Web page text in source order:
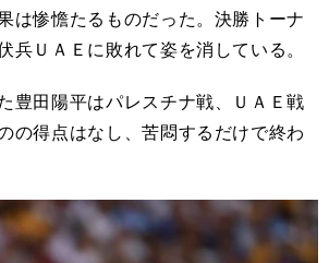
は惨憺たるものだった。決勝トーナ
兵ＵＡＥに敗れて姿を消している。
豊田陽平はパレスチナ戦、ＵＡＥ戦
の得点はなし、苦悶するだけで終わ